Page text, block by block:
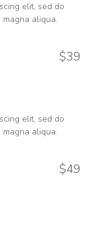
elit, sed do
aliqua.
$39
elit, sed do
aliqua.
$49